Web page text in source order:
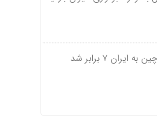
۷ برابر شد